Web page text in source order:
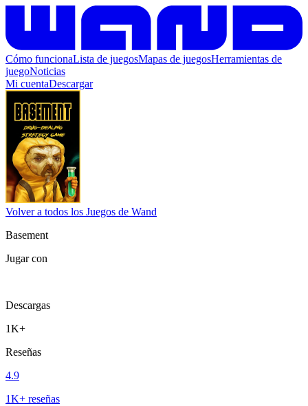
Cómo funcionaLista de juegosMapas de juegosHerramientas de
juegoNoticias
Mi cuentaDescargar
Volver a todos los Juegos de Wand
Basement
Jugar con
Descargas
1K+
Reseñas
4.9
1K+ reseñas